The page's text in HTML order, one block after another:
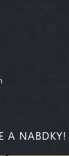
A NABDKY!